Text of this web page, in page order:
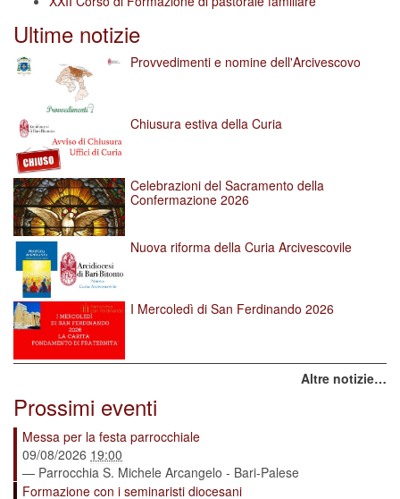
Ultime notizie
Provvedimenti e nomine dell'Arcivescovo
Chiusura estiva della Curia
Celebrazioni del Sacramento della
Confermazione 2026
Nuova riforma della Curia Arcivescovile
I Mercoledì di San Ferdinando 2026
Altre notizie…
Prossimi eventi
Messa per la festa parrocchiale
09/08/2026 19:00
— Parrocchia S. Michele Arcangelo - Bari-Palese
Formazione con i seminaristi diocesani